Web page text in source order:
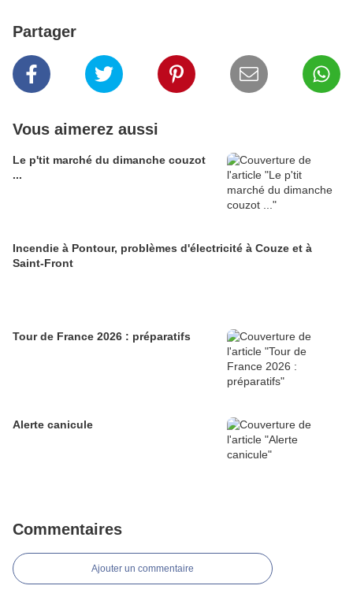
Partager
Vous aimerez aussi
Le p'tit marché du dimanche couzot
...
Incendie à Pontour, problèmes d'électricité à Couze et à
Saint-Front
Tour de France 2026 : préparatifs
Alerte canicule
Commentaires
Ajouter un commentaire